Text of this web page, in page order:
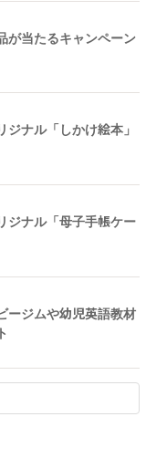
が当たるキャンペーン
ジナル「しかけ絵本」
ジナル「母子手帳ケー
ージムや幼児英語教材